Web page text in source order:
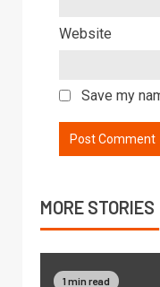
Website
Save my
MORE STORIES
1 min read